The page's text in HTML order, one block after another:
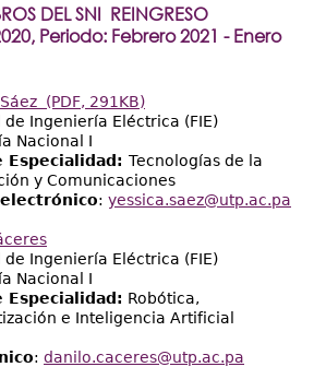
DEL SNI REINGRESO
Periodo: Febrero 2021 - Enero
(PDF, 291KB)
de Ingeniería Eléctrica (FIE)
Nacional I
Especialidad: Tecnologías de la
y Comunicaciones
: yessica.saez@utp.ac.pa
de Ingeniería Eléctrica (FIE)
Nacional I
Especialidad: Robótica,
e Inteligencia Artificial
: danilo.caceres@utp.ac.pa